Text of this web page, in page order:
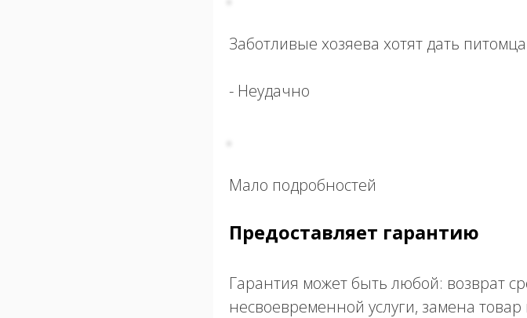
Заботливые хозяева хотят дать
- Неудачно
Мало подробностей
Предоставляет гарантию
Гарантия может быть любой: возврат
несвоевременной услуги, замена